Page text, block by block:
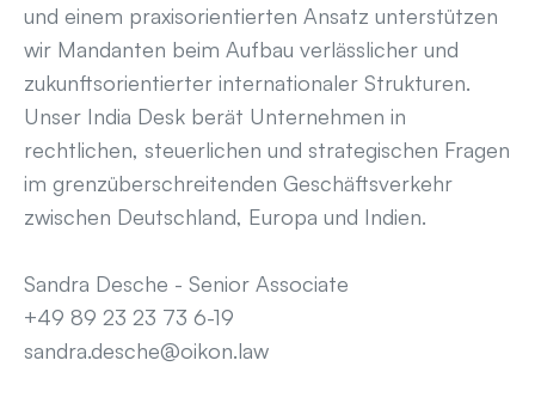
und einem praxisorientierten Ansatz unterstützen
wir Mandanten beim Aufbau verlässlicher und
zukunftsorientierter internationaler Strukturen.
Unser India Desk berät Unternehmen in
rechtlichen, steuerlichen und strategischen Fragen
im grenzüberschreitenden Geschäftsverkehr
zwischen Deutschland, Europa und Indien.
Sandra Desche - Senior Associate
+49 89 23 23 73 6-19
sandra.desche@oikon.law